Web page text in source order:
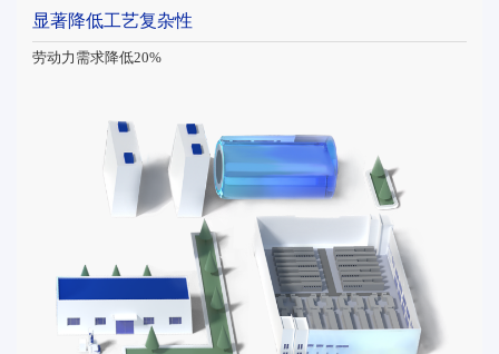
显著降低工艺复杂性
劳动力需求降低20%